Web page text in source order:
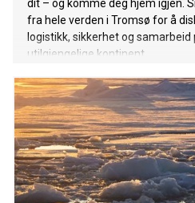
dit – og komme deg hjem igjen.
fra hele verden i Tromsø for å
logistikk, sikkerhet og
utilgjengelige kontinent.